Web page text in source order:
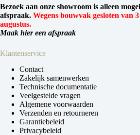
Bezoek aan onze showroom is alleen
afspraak. Wegens bouwvak gesloten van
augustus.
Maak hier een afspraak
Klantenservice
Contact
Zakelijk samenwerken
Technische documentatie
Veelgestelde vragen
Algemene voorwaarden
Verzenden en retourneren
Garantiebeleid
Privacybeleid